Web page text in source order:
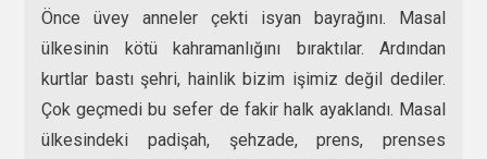
Önce üvey anneler çekti isyan bayrağını. Masal
ülkesinin kötü kahramanlığını bıraktılar. Ardından
kurtlar bastı şehri, hainlik bizim işimiz değil dediler.
Çok geçmedi bu sefer de fakir halk ayaklandı. Masal
ülkesindeki padişah, şehzade, prens, prenses